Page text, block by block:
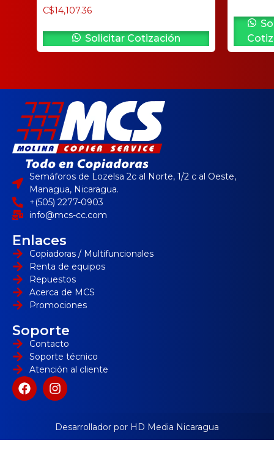
C$14,107.36
Solicitar Cotización
Semáforos de Lozelsa 2c al Norte, 1/2 c al Oeste,
Managua, Nicaragua.
+(505) 2277-0903
info@mcs-cc.com
Enlaces
Copiadoras / Multifuncionales
Renta de equipos
Repuestos
Acerca de MCS
Promociones
Soporte
Contacto
Soporte técnico
Atención al cliente
Desarrollador por HD Media Nicaragua